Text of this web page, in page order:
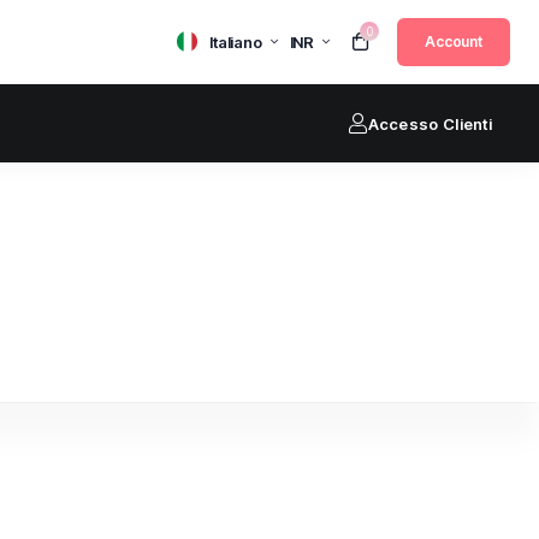
Italiano INR
0
Account
Accesso Clienti